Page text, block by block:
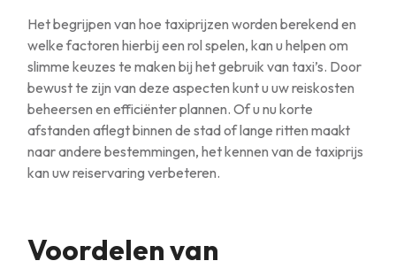
Het begrijpen van hoe taxiprijzen worden berekend en
welke factoren hierbij een rol spelen, kan u helpen om
slimme keuzes te maken bij het gebruik van taxi’s. Door
bewust te zijn van deze aspecten kunt u uw reiskosten
beheersen en efficiënter plannen. Of u nu korte
afstanden aflegt binnen de stad of lange ritten maakt
naar andere bestemmingen, het kennen van de taxiprijs
kan uw reiservaring verbeteren.
Voordelen van